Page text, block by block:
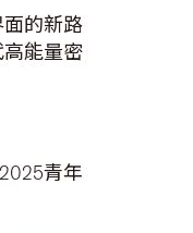
的新路
能量密
青年